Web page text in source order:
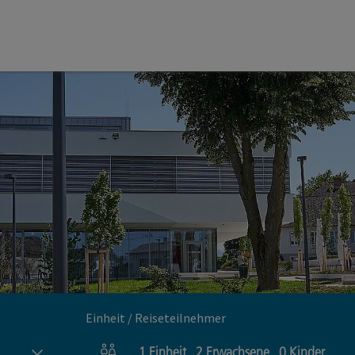
Einheit / Reiseteilnehmer
1 Einheit, 2 Erwachsene, 0 Kinder